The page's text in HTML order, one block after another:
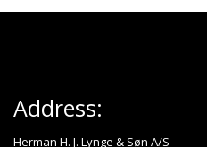
Address:
Herman H. J. Lynge & Søn A/S